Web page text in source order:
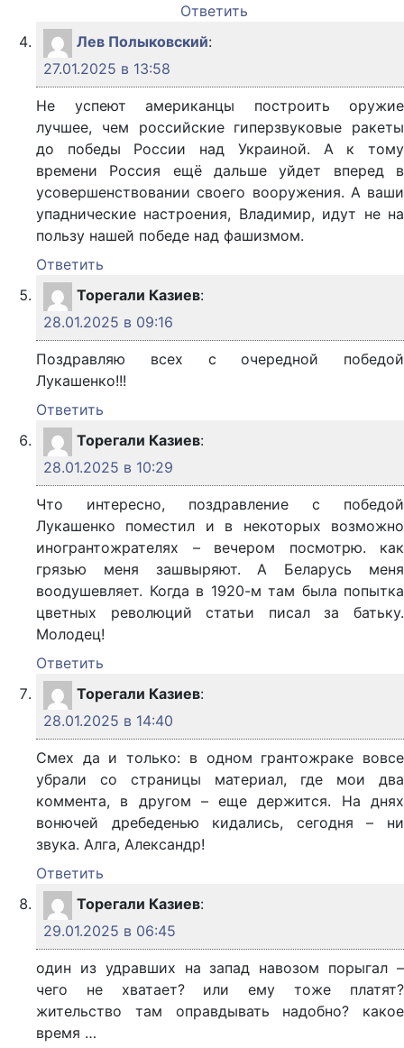
Ответить
Лев Полыковский:
27.01.2025 в 13:58
Не успеют американцы построить оружие
лучшее, чем российские гиперзвуковые ракеты
до победы России над Украиной. А к тому
времени Россия ещё дальше уйдет вперед в
усовершенствовании своего вооружения. А ваши
упаднические настроения, Владимир, идут не на
пользу нашей победе над фашизмом.
Ответить
Торегали Казиев:
28.01.2025 в 09:16
Поздравляю всех с очередной победой
Лукашенко!!!
Ответить
Торегали Казиев:
28.01.2025 в 10:29
Что интересно, поздравление с победой
Лукашенко поместил и в некоторых возможно
иногрантожрателях – вечером посмотрю. как
грязью меня зашвыряют. А Беларусь меня
воодушевляет. Когда в 1920-м там была попытка
цветных революций статьи писал за батьку.
Молодец!
Ответить
Торегали Казиев:
28.01.2025 в 14:40
Смех да и только: в одном грантожраке вовсе
убрали со страницы материал, где мои два
коммента, в другом – еще держится. На днях
вонючей дребеденью кидались, сегодня – ни
звука. Алга, Александр!
Ответить
Торегали Казиев:
29.01.2025 в 06:45
один из удравших на запад навозом порыгал –
чего не хватает? или ему тоже платят?
жительство там оправдывать надобно? какое
время …